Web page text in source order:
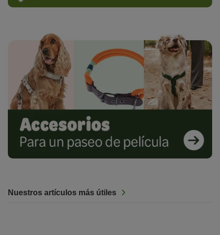
Nuestros artículos más útiles